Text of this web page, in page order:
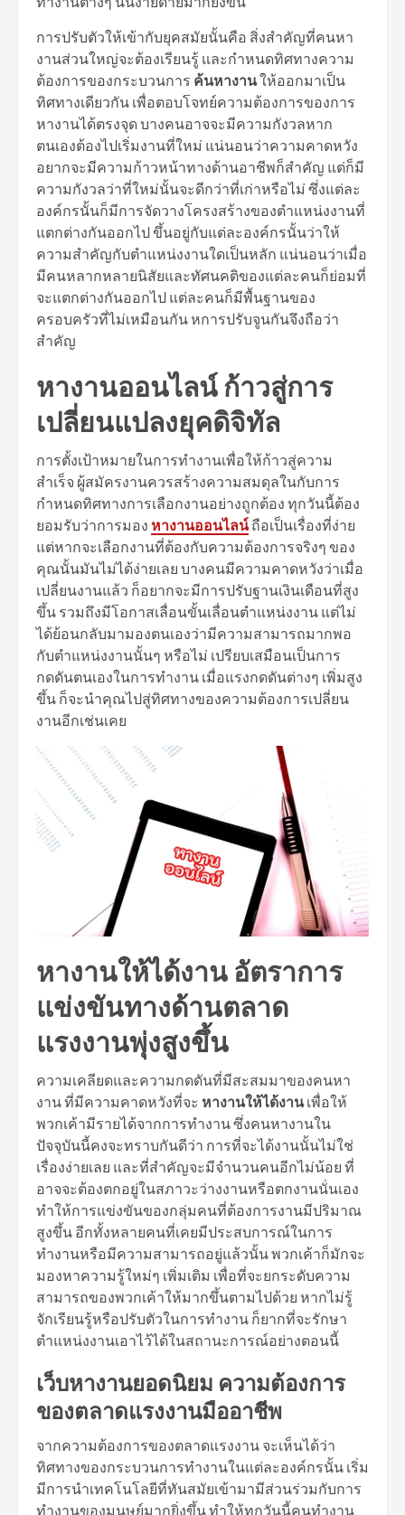
การปรับตัวให้เข้ากับยุคสมัยนั้นคือ สิ่งสำคัญที่คนหา
งานส่วนใหญ่จะต้องเรียนรู้ และกำหนดทิศทางความ
ต้องการของกระบวนการ ค้นหางานให้ออกมาเป็น
ทิศทางเดียวกัน เพื่อตอบโจทย์ความต้องการของการ
หางานได้ตรงจุด บางคนอาจจะมีความกังวลหาก
ตนเองต้องไปเริ่มงานที่ใหม่ แน่นอนว่าความคาดหวัง
อยากจะมีความก้าวหน้าทางด้านอาชีพก็สำคัญ แต่ก็มี
ความกังวลว่าที่ใหม่นั้นจะดีกว่าที่เก่าหรือไม่ ซึ่งแต่ละ
องค์กรนั้นก็มีการจัดวางโครงสร้างของตำแหน่งงานที่
แตกต่างกันออกไป ขึ้นอยู่กับแต่ละองค์กรนั้นว่าให้
ความสำคัญกับตำแหน่งงานใดเป็นหลัก แน่นอนว่าเมื่อ
มีคนหลากหลายนิสัยและทัศนคติของแต่ละคนก็ย่อมที่
จะแตกต่างกันออกไป แต่ละคนก็มีพื้นฐานของ
ครอบครัวที่ไม่เหมือนกัน หการปรับจูนกันจึงถือว่า
สำคัญ
หางานออนไลน์ ก้าวสู่การ
เปลี่ยนแปลงยุคดิจิทัล
การตั้งเป้าหมายในการทำงานเพื่อให้ก้าวสู่ความ
สำเร็จ ผู้สมัครงานควรสร้างความสมดุลในกับการ
กำหนดทิศทางการเลือกงานอย่างถูกต้อง ทุกวันนี้ต้อง
ยอมรับว่าการมอง หางานออนไลน์ถือเป็นเรื่องที่ง่าย
แต่หากจะเลือกงานที่ต้องกับความต้องการจริงๆ ของ
คุณนั้นมันไม่ได้ง่ายเลย บางคนมีความคาดหวังว่าเมื่อ
เปลี่ยนงานแล้ว ก็อยากจะมีการปรับฐานเงินเดือนที่สูง
ขึ้น รวมถึงมีโอกาสเลื่อนขั้นเลื่อนตำแหน่งงาน แต่ไม่
ได้ย้อนกลับมามองตนเองว่ามีความสามารถมากพอ
กับตำแหน่งงานนั้นๆ หรือไม่ เปรียบเสมือนเป็นการ
กดดันตนเองในการทำงาน เมื่อแรงกดดันต่างๆ เพิ่มสูง
ขึ้น ก็จะนำคุณไปสู่ทิศทางของความต้องการเปลี่ยน
งานอีกเช่นเคย
หางานให้ได้งาน อัตราการ
แข่งขันทางด้านตลาด
แรงงานพุ่งสูงขึ้น
ความเคลียดและความกดดันที่มีสะสมมาของคนหา
งาน ที่มีความคาดหวังที่จะ หางานให้ได้งานเพื่อให้
พวกเค้ามีรายได้จากการทำงาน ซึ่งคนหางานใน
ปัจจุบันนี้คงจะทราบกันดีว่า การที่จะได้งานนั้นไม่ใช่
เรื่องง่ายเลย และที่สำคัญจะมีจำนวนคนอีกไม่น้อย ที่
อาจจะต้องตกอยู่ในสภาวะว่างงานหรือตกงานนั่นเอง
ทำให้การแข่งขันของกลุ่มคนที่ต้องการงานมีปริมาณ
สูงขึ้น อีกทั้งหลายคนที่เคยมีประสบการณ์ในการ
ทำงานหรือมีความสามารถอยู่แล้วนั้น พวกเค้าก็มักจะ
มองหาความรู้ใหม่ๆ เพิ่มเติม เพื่อที่จะยกระดับความ
สามารถของพวกเค้าให้มากขึ้นตามไปด้วย หากไม่รู้
จักเรียนรู้หรือปรับตัวในการทำงาน ก็ยากที่จะรักษา
ตำแหน่งงานเอาไว้ได้ในสถานะการณ์อย่างตอนนี้
เว็บหางานยอดนิยม ความต้องการ
ของตลาดแรงงานมืออาชีพ
จากความต้องการของตลาดแรงงาน จะเห็นได้ว่า
ทิศทางของกระบวนการทำงานในแต่ละองค์กรนั้น เริ่ม
มีการนำเทคโนโลยีที่ทันสมัยเข้ามามีส่วนร่วมกับการ
ทำงานของมนุษย์มากยิ่งขึ้น ทำให้ทุกวันนี้คนทำงาน